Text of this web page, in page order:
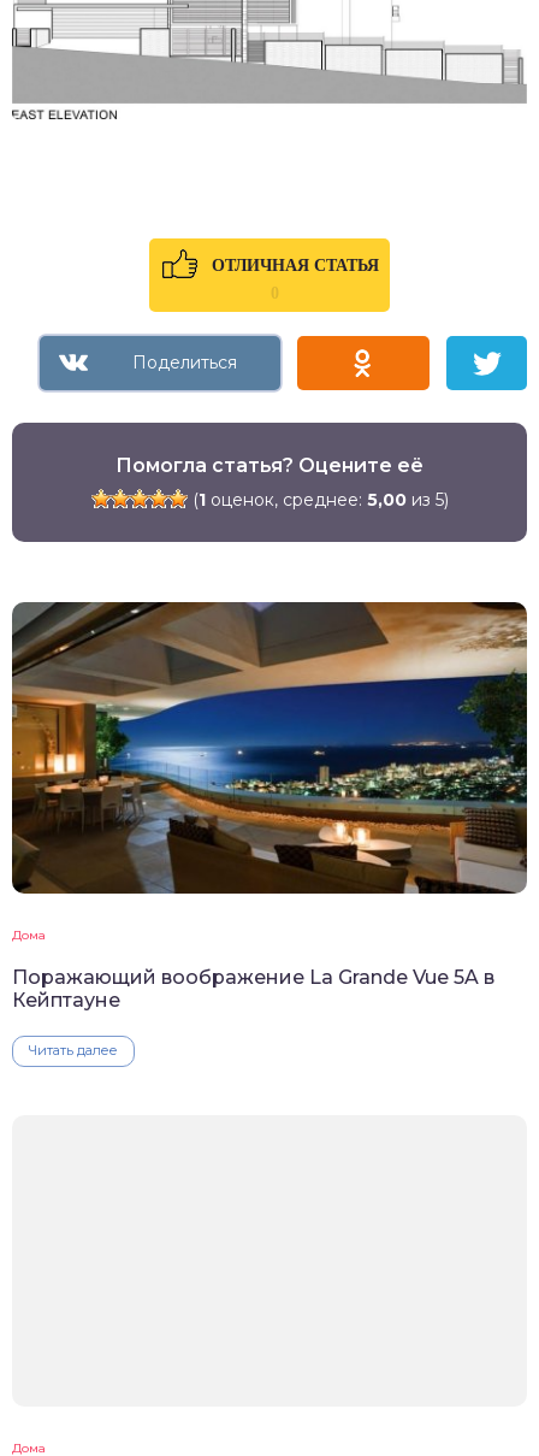
ОТЛИЧНАЯ СТАТЬЯ
0
Помогла статья? Оцените её
(1оценок, среднее: 5,00из 5)
Дома
Поражающий воображение La Grande Vue 5A в
Кейптауне
Читать далее
Дома